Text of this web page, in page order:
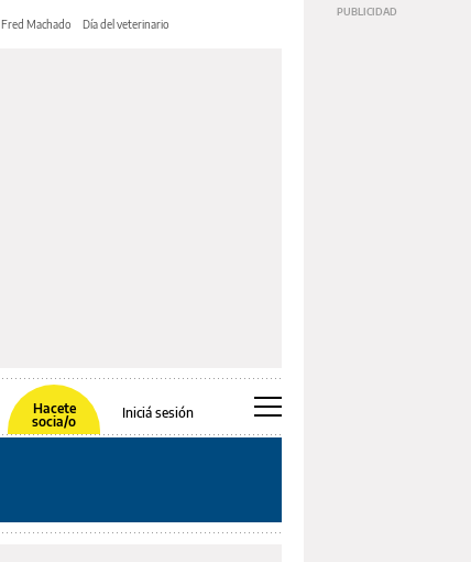
Fred Machado Día del veterinario
Hacete
socia/o
Iniciá sesión